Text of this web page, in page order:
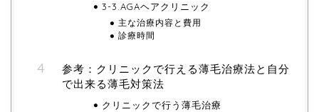
3-3.AGAヘアクリニック
主な治療内容と費用
診療時間
参考：クリニックで行える薄毛治療法と自分
で出来る薄毛対策法
クリニックで行う薄毛治療